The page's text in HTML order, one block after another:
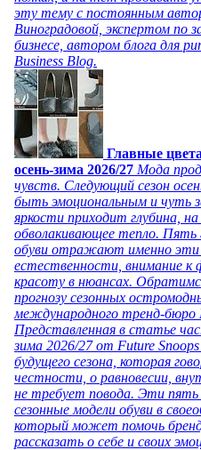
эту тему с постоянным
Виноградовой, экспертом по
бизнесе, автором блога для
Business Blog.
Главные
осень-зима 2026/27 Мода
чувств. Следующий сезон
быть эмоциональным и чуть
яркости приходит глубина,
обволакивающее тепло.
обуви отражают именно эти
естественности, внимание
красоту в нюансах.
прогнозу сезонных
международного тренд-бюро
Представленная в статье
зима 2026/27 от Future
будущего сезона, которая
честности, о равновесии,
не требует повода. Эти
сезонные модели обуви в
который может помочь
рассказать о себе и своих